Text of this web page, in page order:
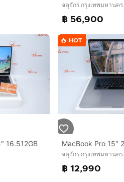
จตุจักร กรุงเทพมหานคร
฿ 56,900
16.512GB
HOT
จตุจักร กรุงเทพมหานคร
฿ 12,990